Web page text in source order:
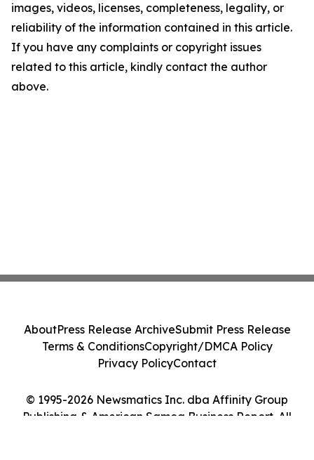
images, videos, licenses, completeness, legality, or
reliability of the information contained in this article.
If you have any complaints or copyright issues
related to this article, kindly contact the author
above.
© 1995-2026 Newsmatics Inc. dba Affinity Group
Publishing & American Samoa Business Report. All
AboutPress Release ArchiveSubmit Press Release
Terms & ConditionsCopyright/DMCA Policy
Privacy PolicyContact